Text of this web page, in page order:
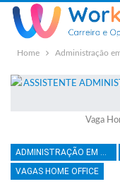
Home Administração
Vaga
ADMINISTRAÇÃO EM GERAL
VAGAS HOME OFFICE